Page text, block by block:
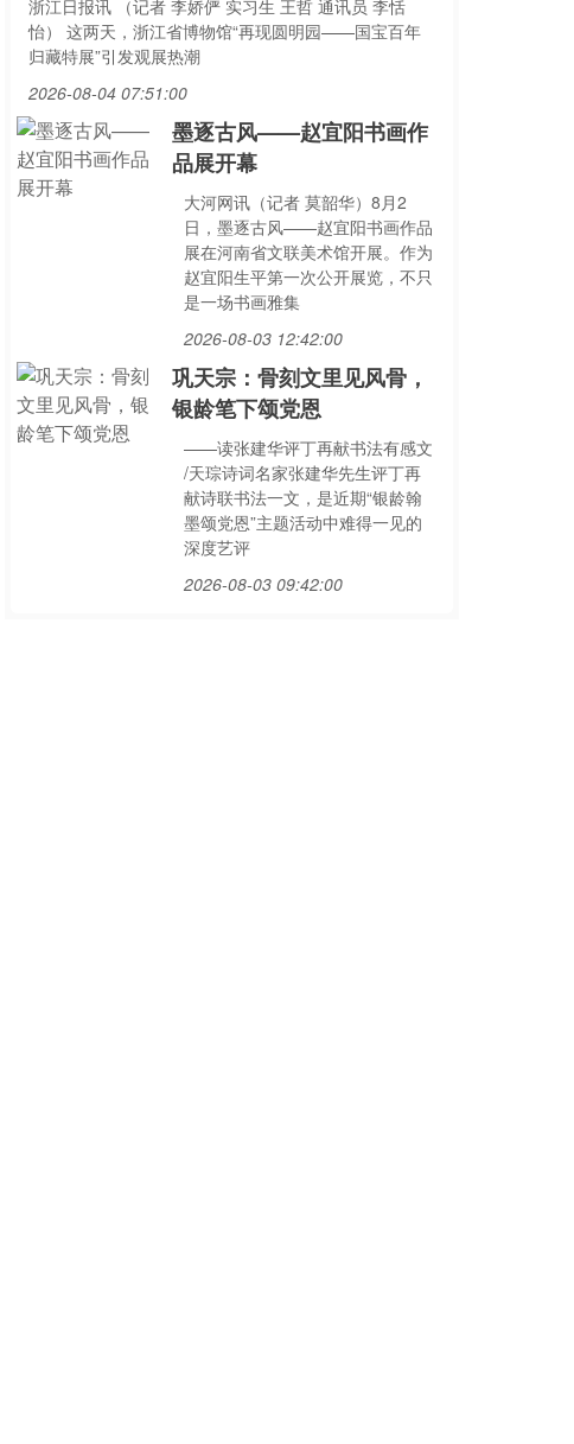
浙江日报讯 （记者 李娇俨 实习生 王哲 通讯员 李恬
怡） 这两天，浙江省博物馆“再现圆明园——国宝百年
归藏特展”引发观展热潮
2026-08-04 07:51:00
墨逐古风——赵宜阳书画作
品展开幕
大河网讯（记者 莫韶华）8月2
日，墨逐古风——赵宜阳书画作品
展在河南省文联美术馆开展。作为
赵宜阳生平第一次公开展览，不只
是一场书画雅集
2026-08-03 12:42:00
巩天宗：骨刻文里见风骨，
银龄笔下颂党恩
——读张建华评丁再献书法有感文
/天琮诗词名家张建华先生评丁再
献诗联书法一文，是近期“银龄翰
墨颂党恩”主题活动中难得一见的
深度艺评
2026-08-03 09:42:00